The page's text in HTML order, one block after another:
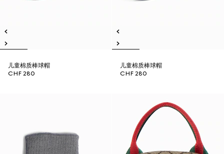
儿童棉质棒球帽
CHF 280
儿童棉质棒球帽
CHF 280